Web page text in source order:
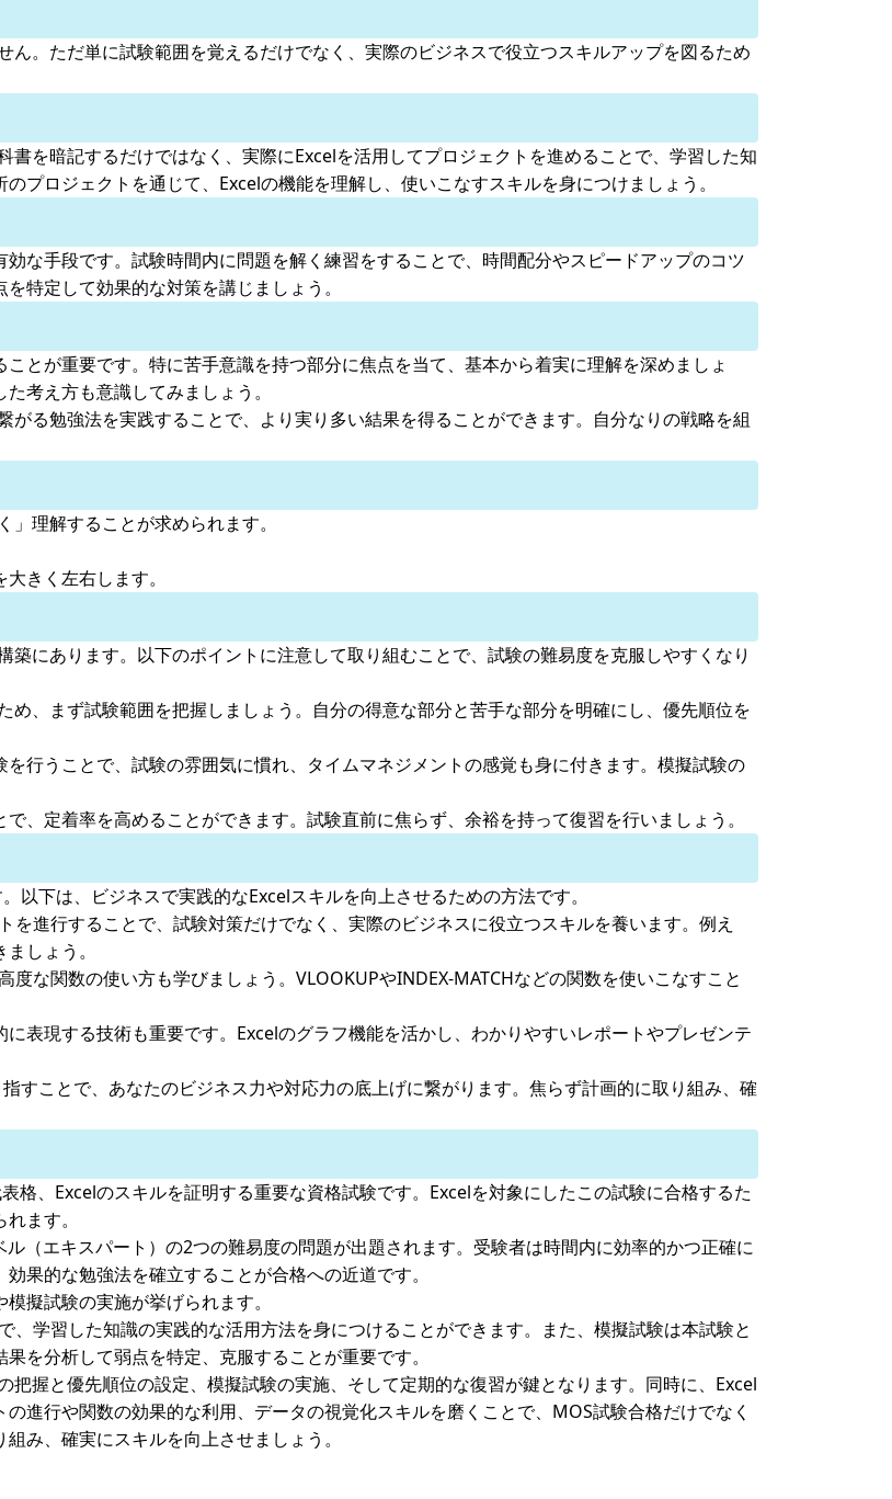
。ただ単に試験範囲を覚えるだけでなく、実際のビジネスで役立つスキルアップを図るため
を暗記するだけではなく、実際にExcelを活用してプロジェクトを進めることで、学習した知
プロジェクトを通じて、Excelの機能を理解し、使いこなすスキルを身につけましょう。
な手段です。試験時間内に問題を解く練習をすることで、時間配分やスピードアップのコツ
特定して効果的な対策を講じましょう。
とが重要です。特に苦手意識を持つ部分に焦点を当て、基本から着実に理解を深めましょ
考え方も意識してみましょう。
る勉強法を実践することで、より実り多い結果を得ることができます。自分なりの戦略を組
理解することが求められます。
きく左右します。
にあります。以下のポイントに注意して取り組むことで、試験の難易度を克服しやすくなり
め、まず試験範囲を把握しましょう。自分の得意な部分と苦手な部分を明確にし、優先順位を
行うことで、試験の雰囲気に慣れ、タイムマネジメントの感覚も身に付きます。模擬試験の
、定着率を高めることができます。試験直前に焦らず、余裕を持って復習を行いましょう。
以下は、ビジネスで実践的なExcelスキルを向上させるための方法です。
を進行することで、試験対策だけでなく、実際のビジネスに役立つスキルを養います。例え
しょう。
度な関数の使い方も学びましょう。VLOOKUPやINDEX-MATCHなどの関数を使いこなすこと
表現する技術も重要です。Excelのグラフ機能を活かし、わかりやすいレポートやプレゼンテ
すことで、あなたのビジネス力や対応力の底上げに繋がります。焦らず計画的に取り組み、確
、Excelのスキルを証明する重要な資格試験です。Excelを対象にしたこの試験に合格するた
ます。
（エキスパート）の2つの難易度の問題が出題されます。受験者は時間内に効率的かつ正確に
果的な勉強法を確立することが合格への近道です。
擬試験の実施が挙げられます。
学習した知識の実践的な活用方法を身につけることができます。また、模擬試験は本試験と
を分析して弱点を特定、克服することが重要です。
握と優先順位の設定、模擬試験の実施、そして定期的な復習が鍵となります。同時に、Excel
進行や関数の効果的な利用、データの視覚化スキルを磨くことで、MOS試験合格だけでなく
み、確実にスキルを向上させましょう。